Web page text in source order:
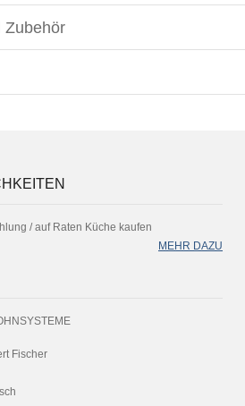
Zubehör
MEHR DAZU
Fischer